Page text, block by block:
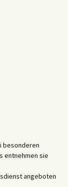
besonderen
entnehmen sie
angeboten